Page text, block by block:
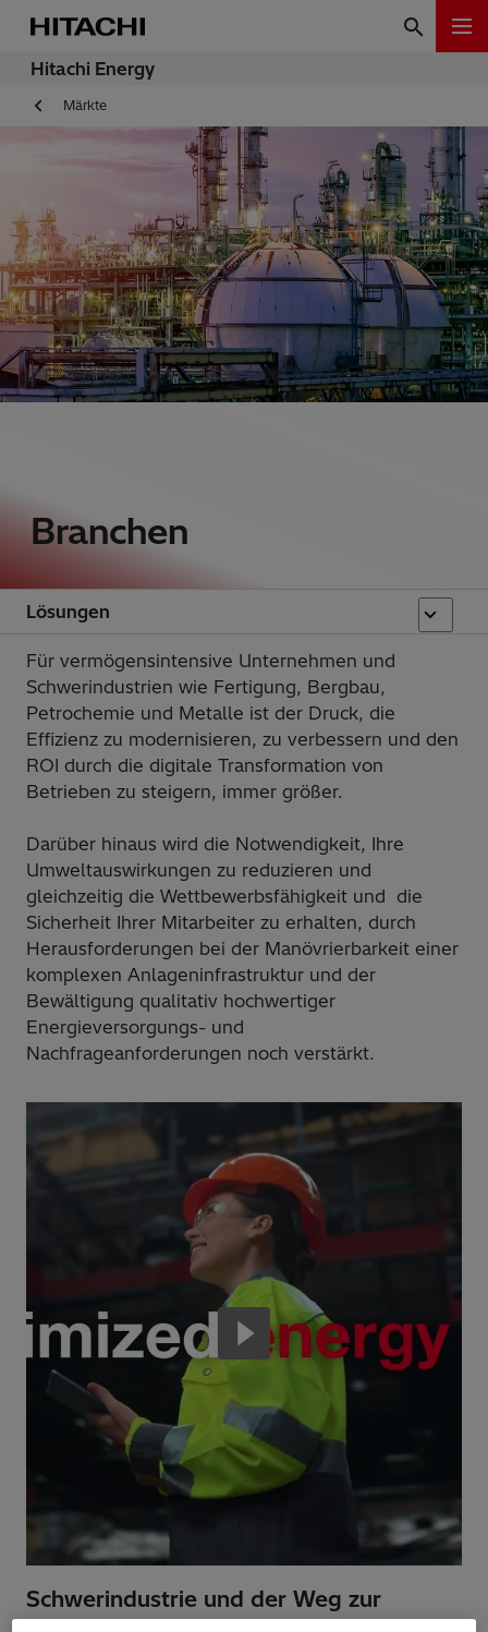
Hitachi Energy
Märkte
Branchen
Lösungen
Für vermögensintensive Unternehmen und
Schwerindustrien wie Fertigung, Bergbau,
Petrochemie und Metalle ist der Druck, die
Effizienz zu modernisieren, zu verbessern und den
ROI durch die digitale Transformation von
Betrieben zu steigern, immer größer.
Darüber hinaus wird die Notwendigkeit, Ihre
Umweltauswirkungen zu reduzieren und
gleichzeitig die Wettbewerbsfähigkeit und die
Sicherheit Ihrer Mitarbeiter zu erhalten, durch
Herausforderungen bei der Manövrierbarkeit einer
komplexen Anlageninfrastruktur und der
Bewältigung qualitativ hochwertiger
Energieversorgungs- und
Nachfrageanforderungen noch verstärkt.
Schwerindustrie und der Weg zur